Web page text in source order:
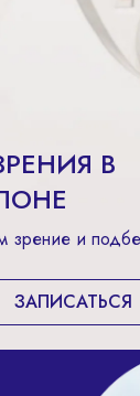
В
зрение и
ЗАПИСАТЬСЯ